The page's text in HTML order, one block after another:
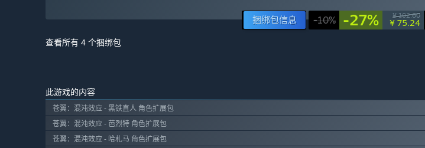
捆绑包信息 -10% -27% ¥ 102.60
¥ 75.24
查看所有 4 个捆绑包
此游戏的内容
苍翼：混沌效应 - 黑铁直人 角色扩展包
苍翼：混沌效应 - 芭烈特 角色扩展包
苍翼：混沌效应 - 哈札马 角色扩展包